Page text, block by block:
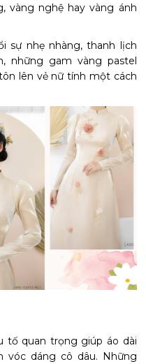
vàng nghệ hay vàng ánh
sự nhẹ nhàng, thanh lịch
những gam vàng pastel
lên vẻ nữ tính một cách
tố quan trọng giúp áo dài
vóc dáng cô dâu. Những